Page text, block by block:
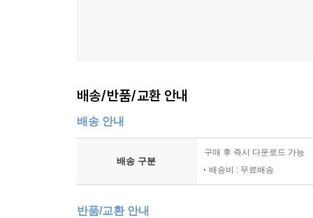
인생의 이야기를 오랜 시간 지켜봐줄 수 있는 시
있다고 말한다.
미국 드라마 〈왕좌의 게임〉에서 ‘티리온’ 역
동안 시청자들은 티리온의 삶 전체를 따라가며
그는 이제 극 전체에서 누구보다 매력적인 캐릭
‘서사’가 구현된 결과일 것이다. 티리온의 매력은
배송/반품/교환 안내
배송 안내
배송 구분
구매 후 즉시 다운로드 가능
배송비 : 무료배송
반품/교환 안내